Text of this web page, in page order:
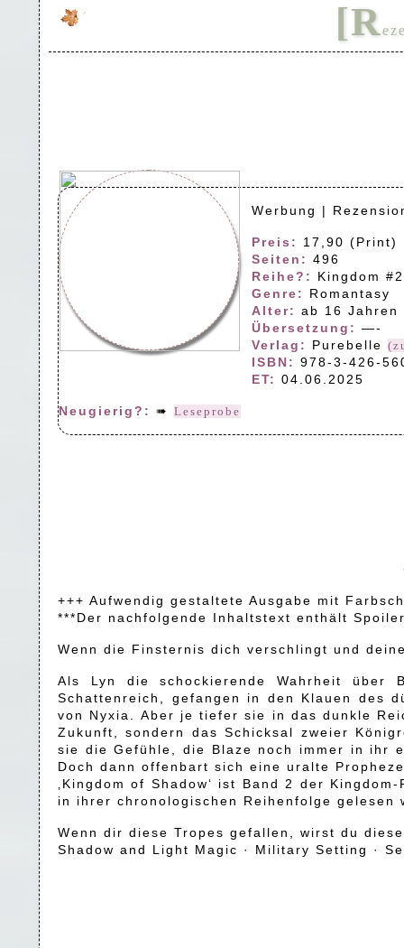
[R
Werbung |
Preis:
17,90 (Print)
Seiten: 496
Reihe?:
Kingdom #2
Genre:
Romantasy
Alter: ab 16 Jahren
Übersetzung: —-
Verlag:
Purebelle
ISBN: 978-3-426-
ET: 04.06.2025
Neugierig?: ➠ Leseprobe
+++ Aufwendig gestaltete Ausgabe mit
***Der nachfolgende Inhaltstext enthält
Wenn die Finsternis dich verschlingt und
Als Lyn die schockierende Wahrheit
Schattenreich, gefangen in den Klauen des
von Nyxia. Aber je tiefer sie in das dunkle
Zukunft, sondern das Schicksal zweier
sie die Gefühle, die Blaze noch immer in ihr
Doch dann offenbart sich eine uralte
‚Kingdom of Shadow‘ ist Band 2 der
in ihrer chronologischen Reihenfolge gelesen
Wenn dir diese Tropes gefallen, wirst du
Shadow and Light Magic · Military Setting ·